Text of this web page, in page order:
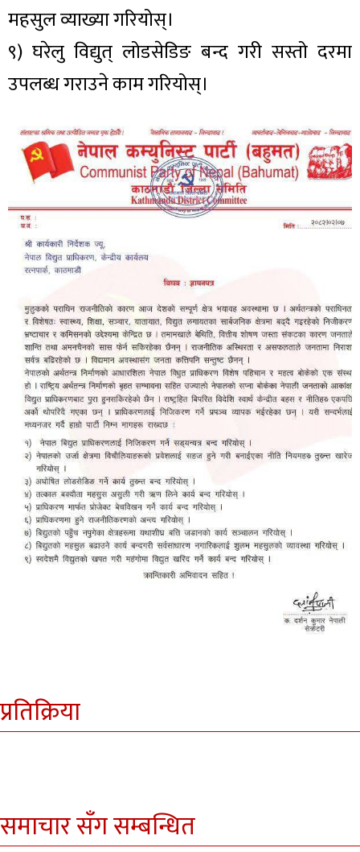
महसुल व्याख्या गरियोस्।
९) घरेलु विद्युत् लोडसेडिङ बन्द गरी सस्तो दरमा
उपलब्ध गराउने काम गरियोस्।
प्रतिक्रिया
समाचार सँग सम्बन्धित